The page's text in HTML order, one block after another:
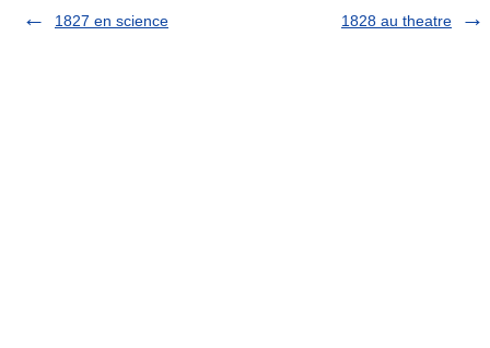
1827 en science
1828 au theatre